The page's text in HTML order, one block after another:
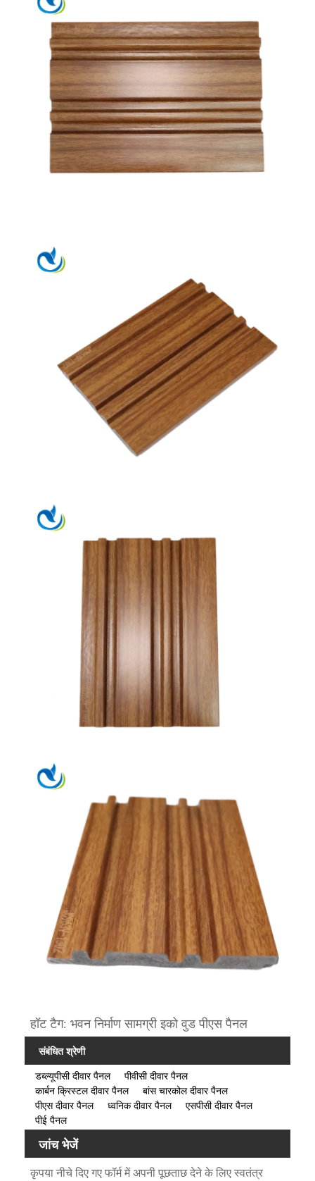
हॉट टैग: भवन निर्माण सामग्री इको वुड पीएस पैनल
संबंधित श्रेणी
डब्ल्यूपीसी दीवार पैनल
पीवीसी दीवार पैनल
कार्बन क्रिस्टल दीवार पैनल
बांस चारकोल दीवार पैनल
पीएस दीवार पैनल
ध्वनिक दीवार पैनल
एसपीसी दीवार पैनल
पीई पैनल
जांच भेजें
कृपया नीचे दिए गए फॉर्म में अपनी पूछताछ देने के लिए स्वतंत्र